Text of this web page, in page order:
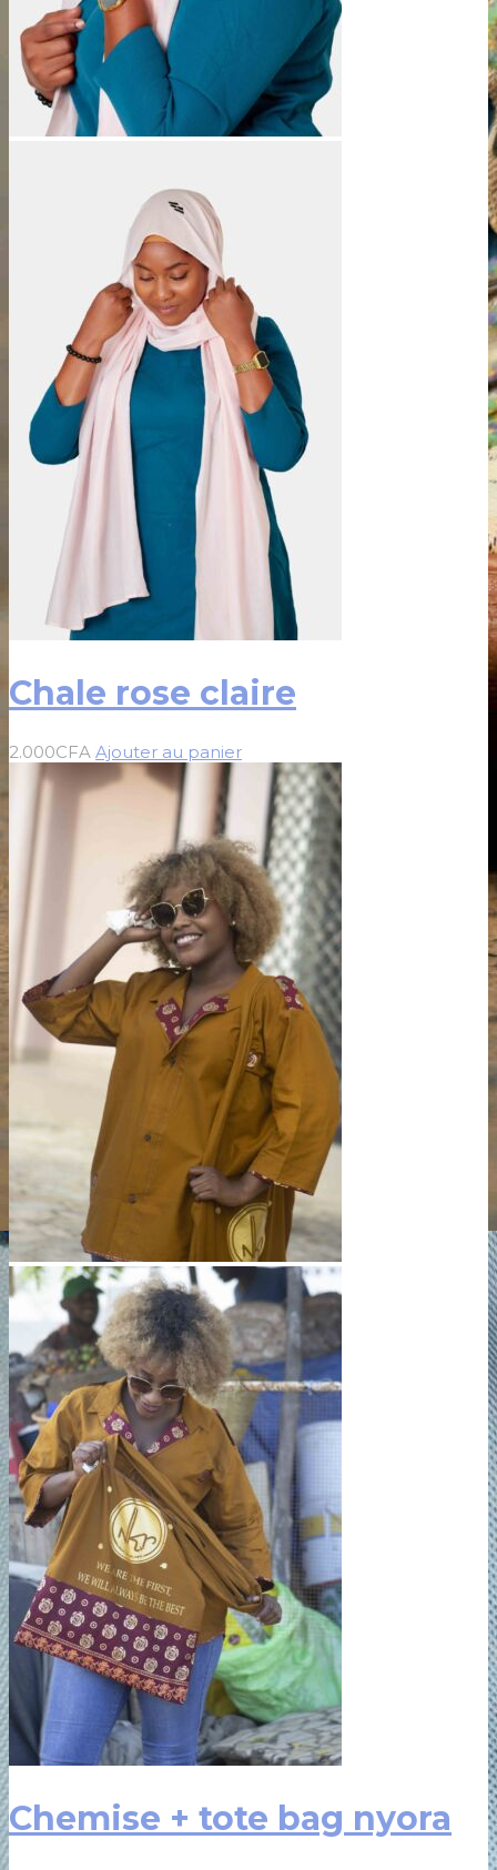
Chale rose claire
2.000CFA Ajouter au panier
Chemise + tote bag nyora